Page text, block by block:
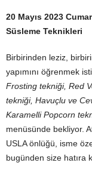
20 Mayıs 2023
Süsleme Teknikleri
Birbirinden leziz,
yapımını öğrenmek
Frosting tekniği, Red
tekniği, Havuçlu ve
Karamelli Popcorn
menüsünde bekliyor.
USLA önlüğü, isme
bugünden size hatıra